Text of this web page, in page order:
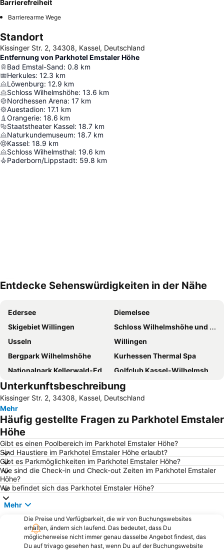
Barrierefreiheit
Barrierearme Wege
Standort
Kissinger Str. 2, 34308, Kassel, Deutschland
Entfernung von Parkhotel Emstaler Höhe
Bad Emstal-Sand: 0.8 km
Herkules: 12.3 km
Löwenburg: 12.9 km
Schloss Wilhelmshöhe: 13.6 km
Nordhessen Arena: 17 km
Auestadion: 17.1 km
Orangerie: 18.6 km
Staatstheater Kassel: 18.7 km
Naturkundemuseum: 18.7 km
Kassel: 18.9 km
Schloss Wilhelmsthal: 19.6 km
Paderborn/Lippstadt: 59.8 km
Entdecke Sehenswürdigkeiten in der Nähe
Edersee
Diemelsee
Skigebiet Willingen
Schloss Wilhelmshöhe und Schlosspark
Usseln
Willingen
Bergpark Wilhelmshöhe
Kurhessen Thermal Spa
Nationalpark Kellerwald-Edersee
Golfclub Kassel-Wilhelmshöhe
Wilhelmshöhe Open
Herkules
Züschen
Weser-Therme Bad Karlshafen
Stryck
Tierpark Sababurg
Ettelsberg Seilbahn
Kasseler Marathon-Messe
Elkeringhausen
Flughafen Kassel-Calden
Stiftung Kloster Dalheim
Mühlenkopfschanze
Ettelsberg
Eissporthalle Willingen
Löwenburg
Schwalefeld
Hildfeld
Ruhrquelle
Karlsaue State Park
Wildpark Edersee
Aquapark Baunatal
Orangerie
Unterkunftsbeschreibung
Kissinger Str. 2, 34308, Kassel, Deutschland
Mehr
Häufig gestellte Fragen zu Parkhotel Emstaler
Höhe
Gibt es einen Poolbereich im Parkhotel Emstaler Höhe?
Sind Haustiere im Parkhotel Emstaler Höhe erlaubt?
Gibt es Parkmöglichkeiten im Parkhotel Emstaler Höhe?
Wie sind die Check-in und Check-out Zeiten im Parkhotel Emstaler
Höhe?
Wo befindet sich das Parkhotel Emstaler Höhe?
Mehr
Die Preise und Verfügbarkeit, die wir von Buchungswebsites
erhalten, ändern sich laufend. Das bedeutet, dass Du
möglicherweise nicht immer genau dasselbe Angebot findest, das
Du auf trivago gesehen hast, wenn Du auf der Buchungswebsite